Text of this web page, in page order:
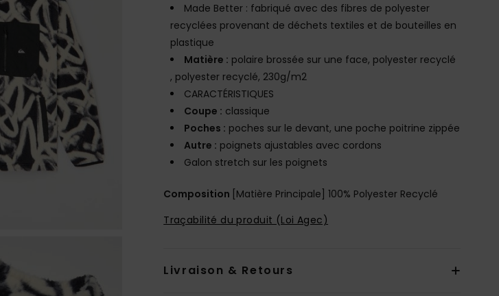
Made Better : fabriqué avec des fibres de polyester
recyclées provenant de déchets textiles et de bouteilles en
plastique
Matière : polaire brossée sur une face, polyester recyclé
, polyester recyclé, 230g/m2
CARACTÉRISTIQUES
Coupe : classique
Poches : poches sur le devant, une poche poitrine zippée
Autre : poignets ajustables avec cordons
Galon stretch sur les poignets
Composition [Matière Principale] 100% Polyester Recyclé
Traçabilité du produit (Loi Agec)
Livraison & Retours